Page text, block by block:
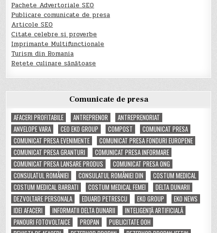
Pachete Advertoriale SEO
Publicare comunicate de presa
Articole SEO
Citate celebre si proverbe
Imprimante Multifunctionale
Turism din Romania
Rețete culinare sănătoase
Comunicate de presa
AFACERI PROFITABILE
ANTREPRENOR
ANTREPRENORIAT
ANVELOPE VARA
CEO EKO GROUP COMPOST
COMUNICAT PRESA
COMUNICAT PRESA EVENIMENTE
COMUNICAT PRESA FONDURI EUROPENE
COMUNICAT PRESA GRANTURI
COMUNICAT PRESA INFORMARE
COMUNICAT PRESA LANSARE PRODUS
COMUNICAT PRESA ONG
CONSULATUL ROMÂNIEI
CONSULATUL ROMÂNIEI DIN
COSTUM MEDICAL
COSTUM MEDICAL BARBATI
COSTUM MEDICAL FEMEI
DELTA DUNARII
DEZVOLTARE PERSONALA
EDUARD PETRESCU EKO GROUP
EKO NEWS
IDEI AFACERI
INFORMATII DELTA DUNARII
INTELIGENȚĂ ARTIFICIALĂ
PANOURI FOTOVOLTAICE
PROPAN
PUBLICITATE OOH